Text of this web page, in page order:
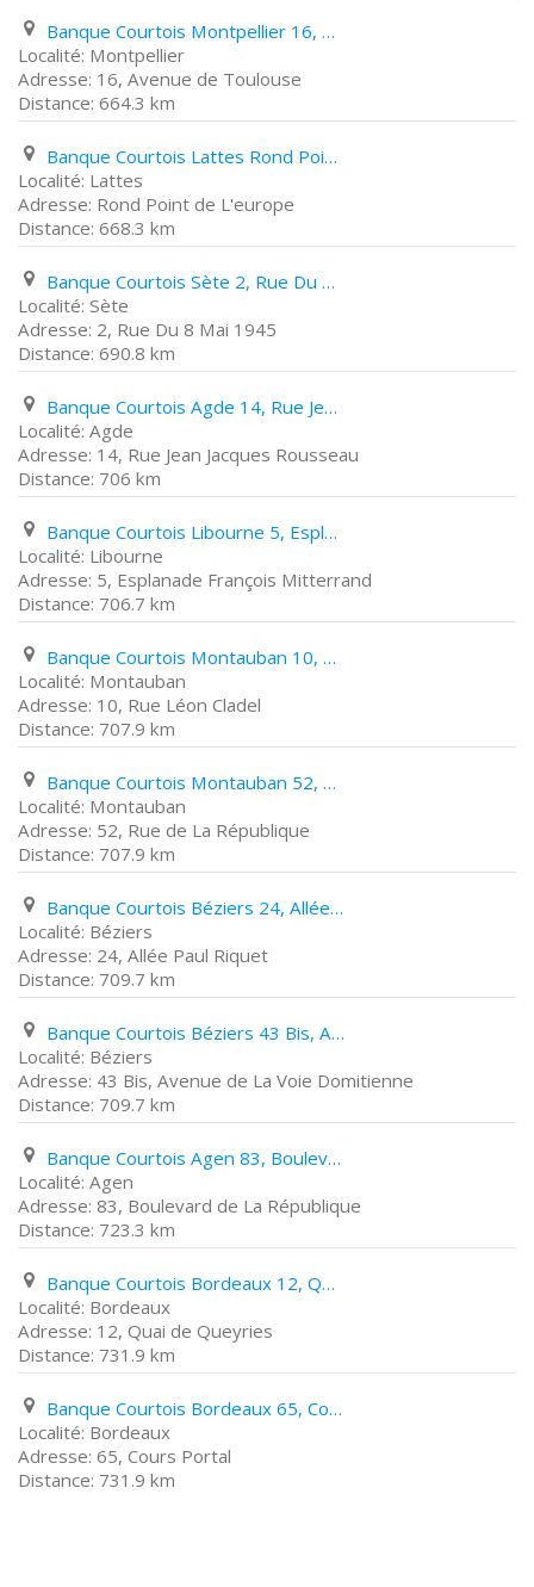
Banque Courtois Montpellier 16, Avenue de Toulouse
Montpellier
16, Avenue de Toulouse
664.3 km
Banque Courtois Lattes Rond Point de L'europe
Lattes
Rond Point de L'europe
668.3 km
Banque Courtois Sète 2, Rue Du 8 Mai 1945
Sète
2, Rue Du 8 Mai 1945
690.8 km
Banque Courtois Agde 14, Rue Jean Jacques Rousseau
Agde
14, Rue Jean Jacques Rousseau
706 km
Banque Courtois Libourne 5, Esplanade François Mitterrand
Libourne
5, Esplanade François Mitterrand
706.7 km
Banque Courtois Montauban 10, Rue Léon Cladel
Montauban
10, Rue Léon Cladel
707.9 km
Banque Courtois Montauban 52, Rue de La République
Montauban
52, Rue de La République
707.9 km
Banque Courtois Béziers 24, Allée Paul Riquet
Béziers
24, Allée Paul Riquet
709.7 km
Banque Courtois Béziers 43 Bis, Avenue de La Voie Domitienne
Béziers
43 Bis, Avenue de La Voie Domitienne
709.7 km
Banque Courtois Agen 83, Boulevard de La République
Agen
83, Boulevard de La République
723.3 km
Banque Courtois Bordeaux 12, Quai de Queyries
Bordeaux
12, Quai de Queyries
731.9 km
Banque Courtois Bordeaux 65, Cours Portal
Bordeaux
65, Cours Portal
731.9 km